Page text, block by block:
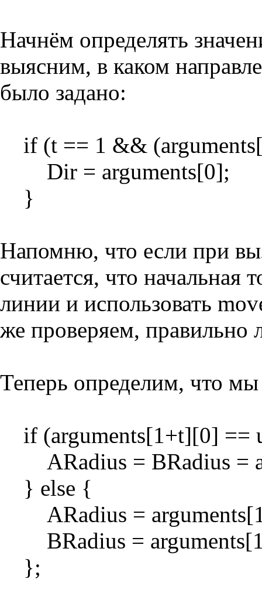
Начнём определять
выясним, в каком
было задано:
if (t == 1 &&
Dir = arguments[0];
}
Напомню, что если при
считается, что начальная
линии и использовать
же проверяем, правильно
Теперь определим, что
if (arguments[1+t][0] ==
ARadius = BRadius =
} else {
ARadius =
BRadius =
};